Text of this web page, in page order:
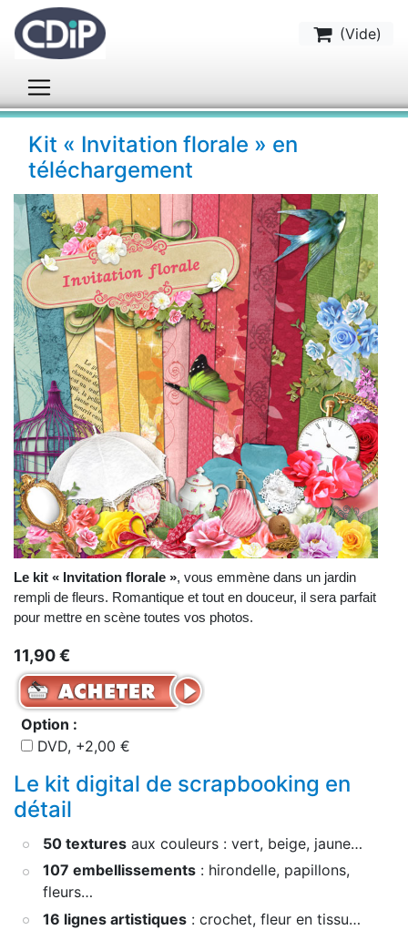
(Vide)
Kit « Invitation florale » en
téléchargement
Le kit « Invitation florale », vous emmène dans un jardin
rempli de fleurs. Romantique et tout en douceur, il sera parfait
pour mettre en scène toutes vos photos.
11,90 €
Option :
DVD, +2,00 €
Le kit digital de scrapbooking en
détail
50 textures aux couleurs : vert, beige, jaune…
107 embellissements : hirondelle, papillons,
fleurs…
16 lignes artistiques : crochet, fleur en tissu…